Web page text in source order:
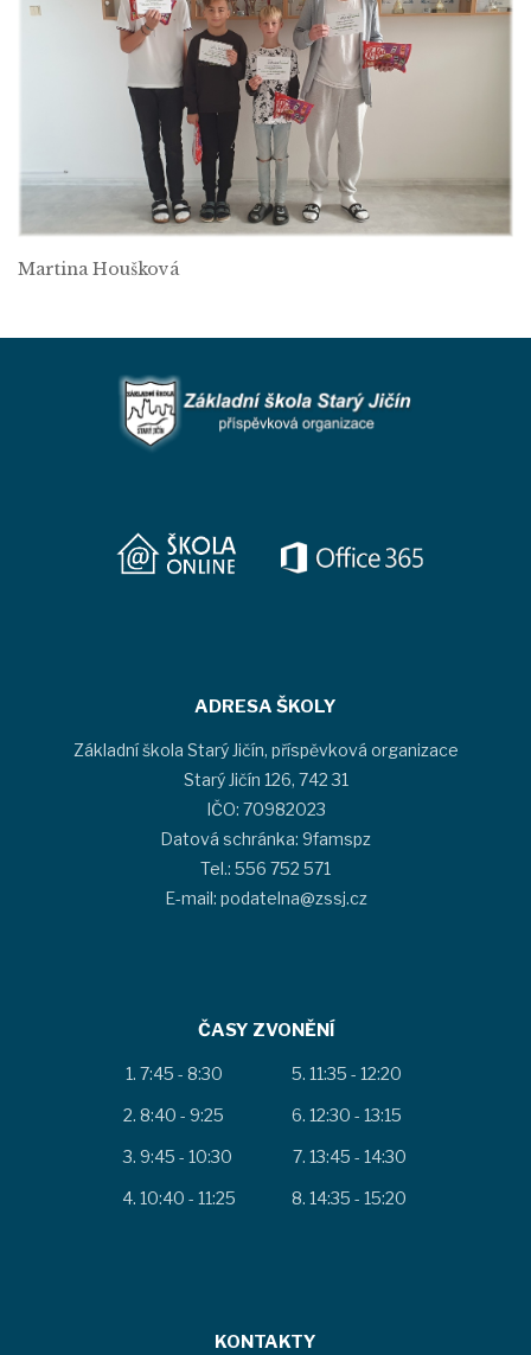
Martina Houšková
ADRESA ŠKOLY
Základní škola Starý Jičín, příspěvková organizace
Starý Jičín 126, 742 31
IČO: 70982023
Datová schránka: 9famspz
Tel.: 556 752 571
E-mail: podatelna@zssj.cz
ČASY ZVONĚNÍ
7:45 - 8:30
8:40 - 9:25
9:45 - 10:30
10:40 - 11:25
11:35 - 12:20
12:30 - 13:15
13:45 - 14:30
14:35 - 15:20
KONTAKTY